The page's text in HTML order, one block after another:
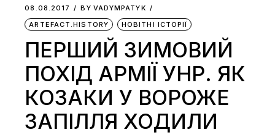
08.08.2017 BY VADYMPATYK
ARTEFACT.HISTORY
НОВІТНІ ІСТОРІЇ
ПЕРШИЙ ЗИМОВИЙ
ПОХІД АРМІЇ УНР. ЯК
КОЗАКИ У ВОРОЖЕ
ЗАПІЛЛЯ ХОДИЛИ